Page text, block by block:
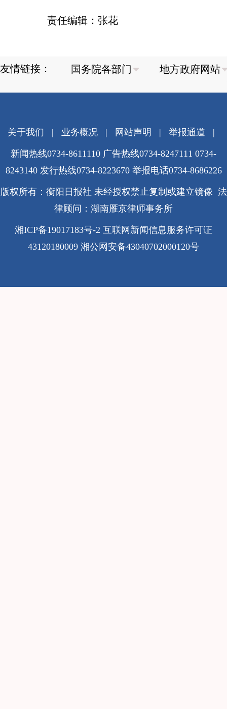
责任编辑：张花
友情链接：
关于我们 | 业务概况| 网站声明 | 举报通道 |
新闻热线0734-8611110 广告热线0734-8247111 0734-
8243140 发行热线0734-8223670 举报电话0734-8686226
版权所有：衡阳日报社 未经授权禁止复制或建立镜像 法
律顾问：湖南雁京律师事务所
湘ICP备19017183号-2 互联网新闻信息服务许可证
43120180009 湘公网安备43040702000120号